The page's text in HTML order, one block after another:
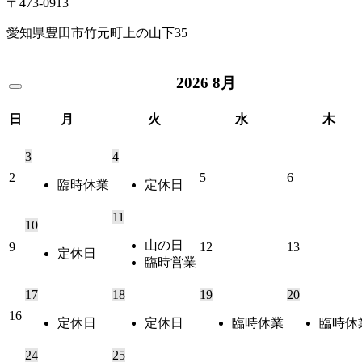
愛知県豊田市竹元町上の山下35
2026 8月
日 月 火 水 木
2
3
臨時休業
4
定休日
5 6
9
10
定休日
11
山の日
臨時営業
12 13
16
17
定休日
18
定休日
19
臨時休業
20
臨時休
24 25